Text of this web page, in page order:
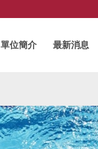
單位簡介 最新消息